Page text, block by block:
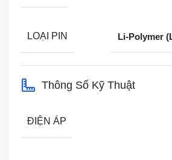
LOẠI PIN Li-Polymer
Thông Số Kỹ Thuật
ĐIỆN ÁP